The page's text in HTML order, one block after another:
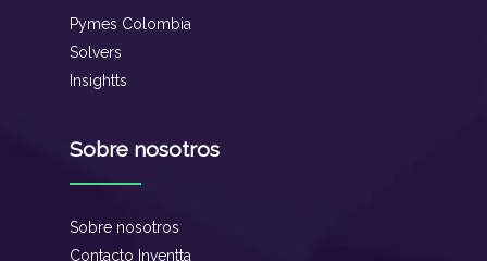
Pymes Colombia
Solvers
Insightts
Sobre nosotros
Sobre nosotros
Contacto Inventta